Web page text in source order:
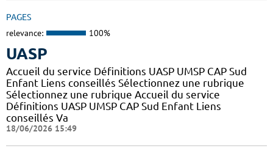
PAGES
relevance: 100%
UASP
Accueil du service Définitions UASP UMSP CAP Sud
Enfant Liens conseillés Sélectionnez une rubrique
Sélectionnez une rubrique Accueil du service
Définitions UASP UMSP CAP Sud Enfant Liens
conseillés Va
18/06/2026 15:49